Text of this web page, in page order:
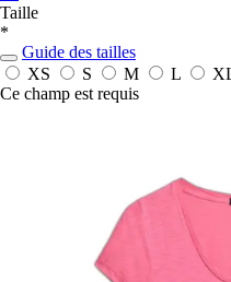
Taille
*
Guide des tailles
XS
S M L
Ce champ est requis